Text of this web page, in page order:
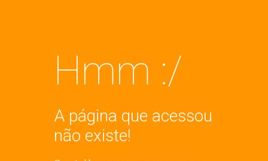
Hmm :/
A página que acessou
não existe!